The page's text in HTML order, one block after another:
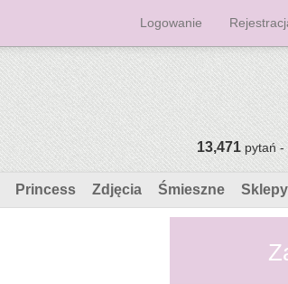
Logowanie
13,471pytań -
Princess Zdjęcia Śmieszne Sklepy